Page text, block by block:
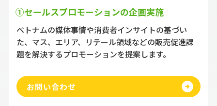
①セールスプロモーションの企画実施
ベトナムの媒体事情や消費者インサイトの基づい
た、マス、エリア、リテール領域などの販売促進課
題を解決するプロモーションを提案します。
お問い合わせ